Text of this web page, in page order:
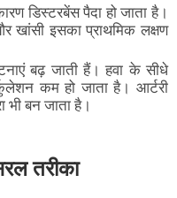
डिस्टरबेंस पैदा हो जाता है।
खांसी इसका प्राथमिक लक्षण
बढ़ जाती हैं। हवा के सीधे
कम हो जाता है। आर्टरी
बन जाता है।
तरीका